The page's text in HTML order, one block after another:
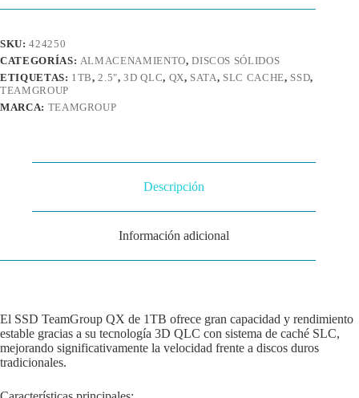
SATA
cantidad
SKU:424250
CATEGORÍAS: ALMACENAMIENTO,DISCOS SÓLIDOS
ETIQUETAS: 1TB,2.5",3D QLC, QX, SATA, SLC CACHE, SSD,
TEAMGROUP
MARCA: TEAMGROUP
Descripción
Información adicional
El SSD TeamGroup QX de 1TB ofrece gran capacidad y rendimiento
estable gracias a su tecnología 3D QLC con sistema de caché SLC,
mejorando significativamente la velocidad frente a discos duros
tradicionales.